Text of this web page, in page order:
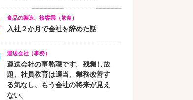
食品の製造、接客業（飲食）
入社２か月で会社を辞めた話
運送会社（事務）
運送会社の事務職です。残業し放
題、社員教育は適当、業務改善す
る気なし、もう会社の将来が見え
ない。